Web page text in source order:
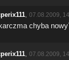
, 07.08.2009,
chyba
, 07.08.2009,